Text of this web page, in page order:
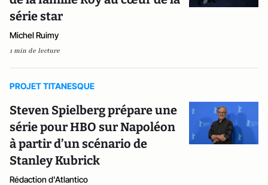
série star
Michel Ruimy
1 min de lecture
PROJET TITANESQUE
Steven Spielberg prépare une
série pour HBO sur Napoléon
à partir d’un scénario de
Stanley Kubrick
Rédaction d'Atlantico